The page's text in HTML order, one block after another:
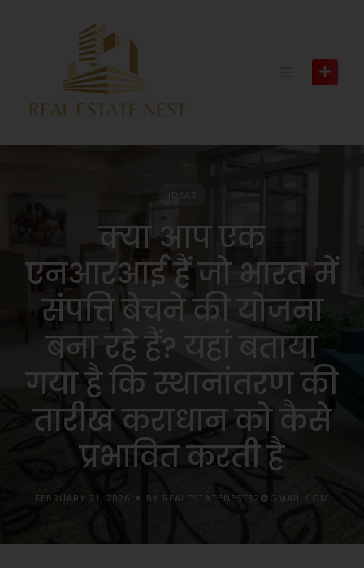
IDEAS
क्या आप एक
एनआरआई हैं जो भारत में
संपत्ति बेचने की योजना
बना रहे हैं? यहां बताया
गया है कि स्थानांतरण की
तारीख कराधान को कैसे
प्रभावित करती है
FEBRUARY 21, 2026 BY REALESTATENEST82@GMAIL.COM